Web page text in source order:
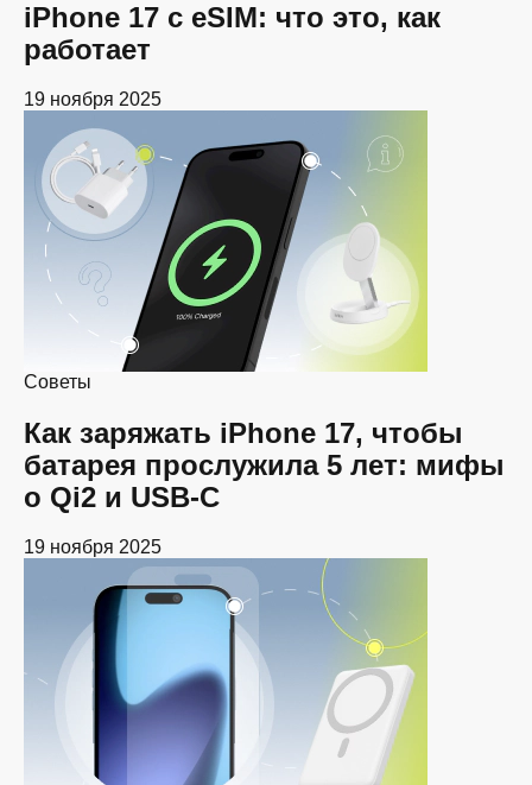
iPhone 17 с eSIM: что это, как
работает
19 ноября 2025
Советы
Как заряжать iPhone 17, чтобы
батарея прослужила 5 лет: мифы
о Qi2 и USB-C
19 ноября 2025